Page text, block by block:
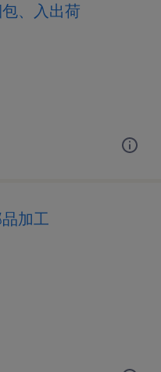
、入出荷
加工